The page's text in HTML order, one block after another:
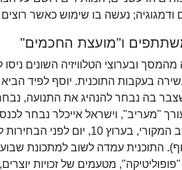
ודמגוגיה; נעשה בו שימוש כאשר
ו"מועצת החכמים"
מהמסך ובערוצי הטלוויזיה השונים
בעקבות התוכנית. יוסף לפיד הביא
בה נבחר להנהיג את התנועה,
"מעריב", וישראל אייכלר נבחר
התוכנית עמדה לשוב למתכונת
מטעמים של זכויות